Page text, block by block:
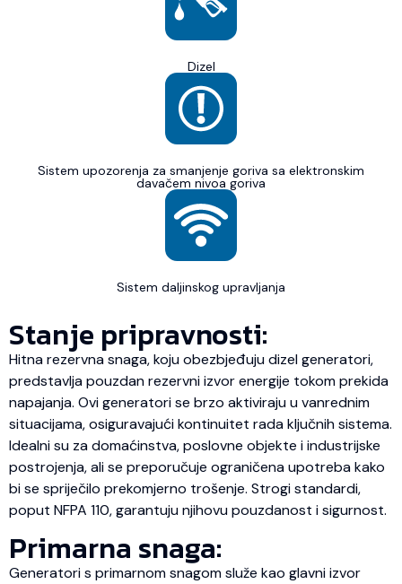
Dizel
Sistem upozorenja za smanjenje goriva sa elektronskim
davačem nivoa goriva
Sistem daljinskog upravljanja
Stanje pripravnosti:
Hitna rezervna snaga, koju obezbjeđuju dizel generatori,
predstavlja pouzdan rezervni izvor energije tokom prekida
napajanja. Ovi generatori se brzo aktiviraju u vanrednim
situacijama, osiguravajući kontinuitet rada ključnih sistema.
Idealni su za domaćinstva, poslovne objekte i industrijske
postrojenja, ali se preporučuje ograničena upotreba kako
bi se spriječilo prekomjerno trošenje. Strogi standardi,
poput NFPA 110, garantuju njihovu pouzdanost i sigurnost.
Primarna snaga:
Generatori s primarnom snagom služe kao glavni izvor